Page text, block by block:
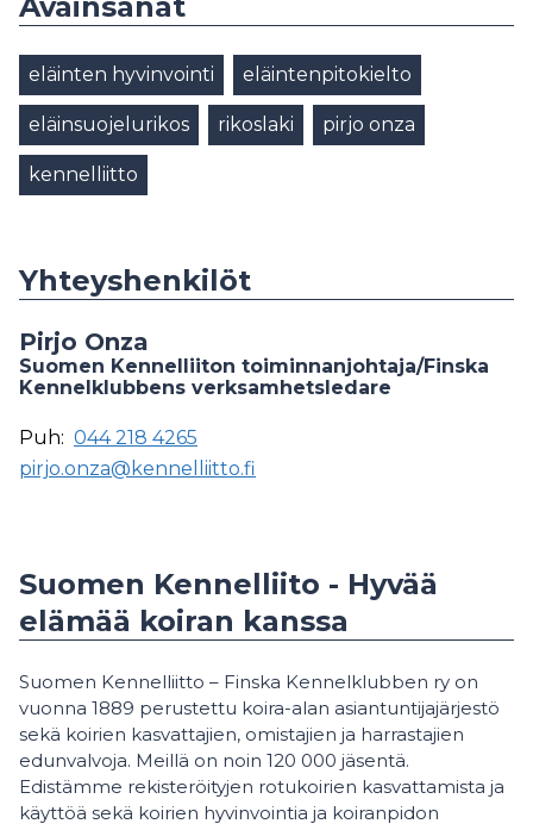
eläinten hyvinvointi eläintenpitokielto
eläinsuojelurikos rikoslaki pirjo onza
kennelliitto
Yhteyshenkilöt
Pirjo Onza
Suomen Kennelliiton toiminnanjohtaja/Finska
Kennelklubbens verksamhetsledare
Puh: 044 218 4265
pirjo.onza@kennelliitto.fi
Suomen Kennelliito - Hyvää
elämää koiran kanssa
Suomen Kennelliitto – Finska Kennelklubben ry on
vuonna 1889 perustettu koira-alan asiantuntijajärjestö
sekä koirien kasvattajien, omistajien ja harrastajien
edunvalvoja. Meillä on noin 120 000 jäsentä.
Edistämme rekisteröityjen rotukoirien kasvattamista ja
käyttöä sekä koirien hyvinvointia ja koiranpidon